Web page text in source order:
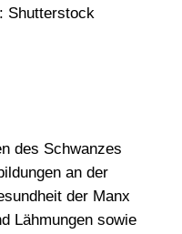
Shutterstock
des Schwanzes
an der
der Manx
Lähmungen sowie